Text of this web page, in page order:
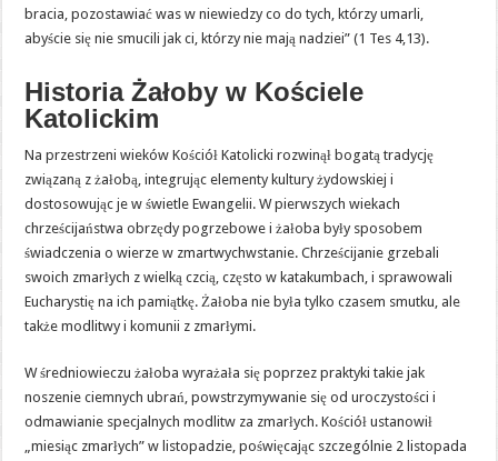
bracia, pozostawiać was w niewiedzy co do tych, którzy umarli,
abyście się nie smucili jak ci, którzy nie mają nadziei” (1 Tes 4,13).
Historia Żałoby w Kościele
Katolickim
Na przestrzeni wieków Kościół Katolicki rozwinął bogatą tradycję
związaną z żałobą, integrując elementy kultury żydowskiej i
dostosowując je w świetle Ewangelii. W pierwszych wiekach
chrześcijaństwa obrzędy pogrzebowe i żałoba były sposobem
świadczenia o wierze w zmartwychwstanie. Chrześcijanie grzebali
swoich zmarłych z wielką czcią, często w katakumbach, i sprawowali
Eucharystię na ich pamiątkę. Żałoba nie była tylko czasem smutku, ale
także modlitwy i komunii z zmarłymi.
W średniowieczu żałoba wyrażała się poprzez praktyki takie jak
noszenie ciemnych ubrań, powstrzymywanie się od uroczystości i
odmawianie specjalnych modlitw za zmarłych. Kościół ustanowił
„miesiąc zmarłych” w listopadzie, poświęcając szczególnie 2 listopada